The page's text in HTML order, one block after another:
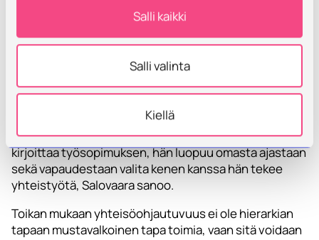
Salli kaikki
Salli valinta
Kiellä
Salovaaralta kysytään usein, että sopiiko
yhteisöohjautuvuus kaikille. Vastaus on: ei tietenkään.
Entä sopiiko hierarkia kaikille? Vastaus on: ei
tietenkään. Tämä siksi, ettei ole olemassa yhtä
ihmistyön järjestämisen mallia, joka sopisi aina
kaikkialle ja ikuisesti.
– Hierarkiaa harvemmin kuitenkaan
kyseenalaistetaan, vaikka siinä samalla, kun ihminen
kirjoittaa työsopimuksen, hän luopuu omasta ajastaan
sekä vapaudestaan valita kenen kanssa hän tekee
yhteistyötä, Salovaara sanoo.
Toikan mukaan yhteisöohjautuvuus ei ole hierarkian
tapaan mustavalkoinen tapa toimia, vaan sitä voidaan